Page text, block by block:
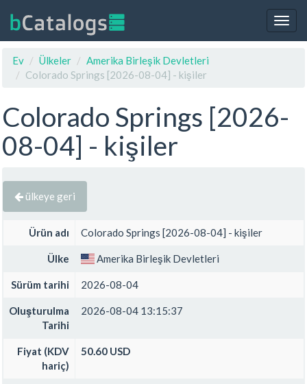
Ev
Ülkeler
Amerika Birleşik Devletleri
Colorado Springs [2026-08-04] - kişiler
Colorado Springs [2026-
08-04] - kişiler
ülkeye geri
Ürün adı Colorado Springs [2026-08-04] - kişiler
Ülke Amerika Birleşik Devletleri
Sürüm tarihi 2026-08-04
Oluşturulma
Tarihi
2026-08-04 13:15:37
Fiyat (KDV
hariç)
50.60 USD